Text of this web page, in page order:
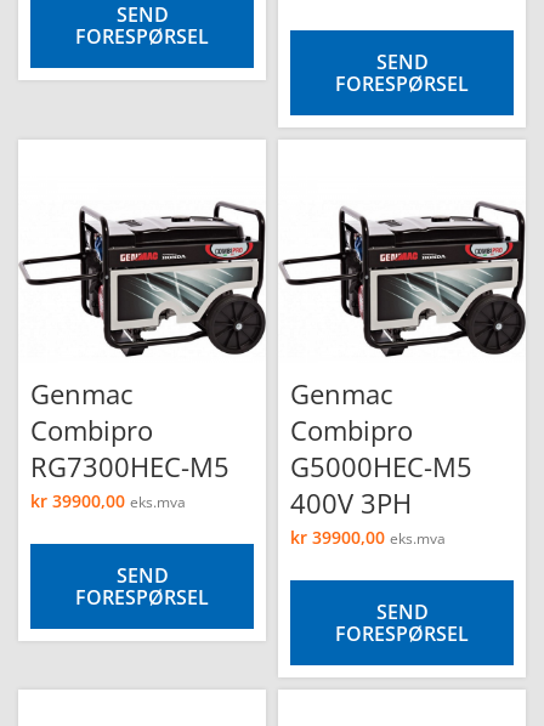
SEND
FORESPØRSEL
SEND
FORESPØRSEL
Genmac
Combipro
RG7300HEC-M5
kr 39900,00 eks.mva
SEND
FORESPØRSEL
Genmac
Combipro
G5000HEC-M5
400V 3PH
kr 39900,00 eks.mva
SEND
FORESPØRSEL